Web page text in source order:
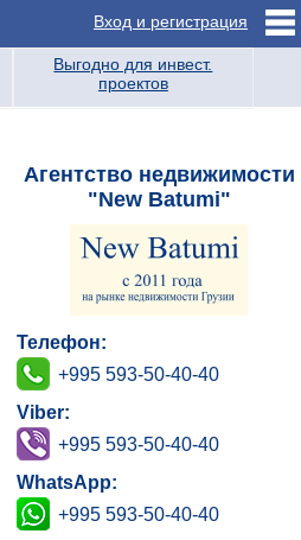
Вход и регистрация
Выгодно для инвест.
проектов
Агентство недвижимости
"New Batumi"
Телефон:
+995 593-50-40-40
Viber:
+995 593-50-40-40
WhatsApp:
+995 593-50-40-40